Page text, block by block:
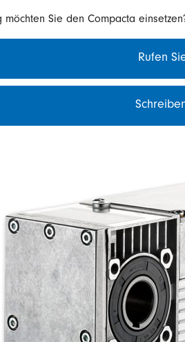
möchten Sie den Compacta
Rufen